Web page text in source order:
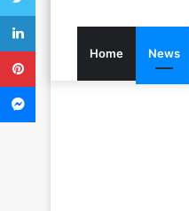
Home News